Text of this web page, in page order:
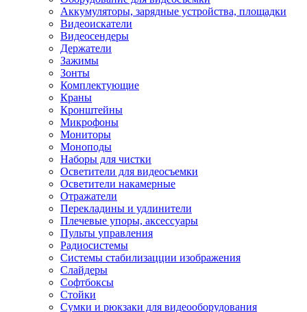
Аккумуляторы, зарядные устройства, площадки
Видеоискатели
Видеосендеры
Держатели
Зажимы
Зонты
Комплектующие
Краны
Кронштейны
Микрофоны
Мониторы
Моноподы
Наборы для чистки
Осветители для видеосъемки
Осветители накамерные
Отражатели
Перекладины и удлинители
Плечевые упоры, аксессуары
Пульты управления
Радиосистемы
Системы стабилизацции изображения
Слайдеры
Софтбоксы
Стойки
Сумки и рюкзаки для видеооборудования